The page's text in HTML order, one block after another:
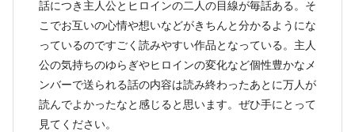
話につき主人公とヒロインの二人の目線が毎話ある。そ
こでお互いの心情や想いなどがきちんと分かるようにな
っているのですごく読みやすい作品となっている。主人
公の気持ちのゆらぎやヒロインの変化など個性豊かなメ
ンバーで送られる話の内容は読み終わったあとに万人が
読んでよかったなと感じると思います。ぜひ手にとって
見てください。